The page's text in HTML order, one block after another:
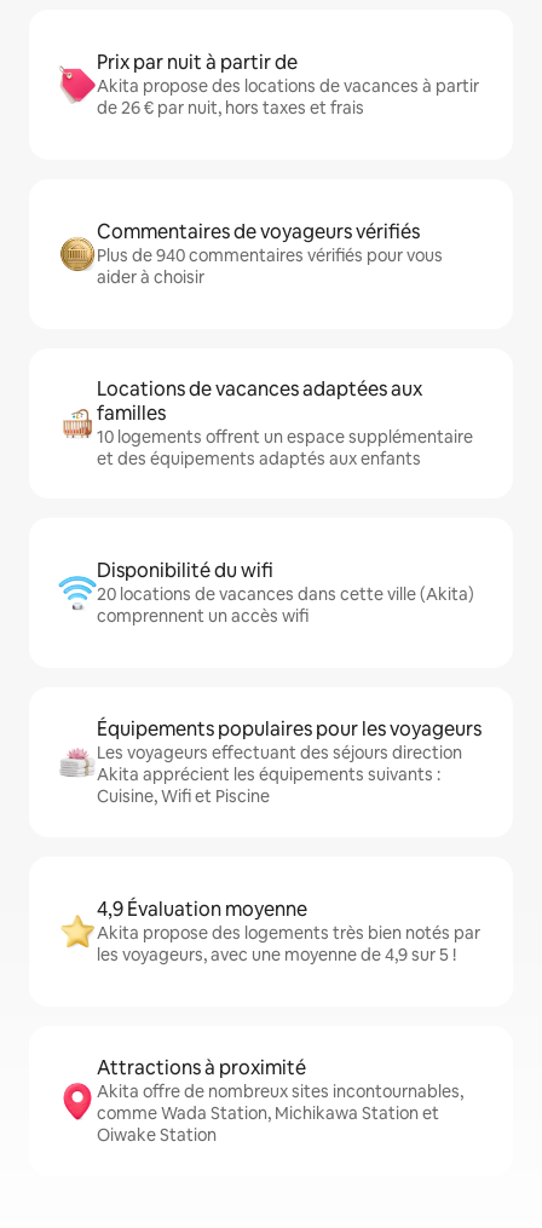
Prix par nuit à partir de
Akita propose des locations de vacances à partir
de 26 € par nuit, hors taxes et frais
Commentaires de voyageurs vérifiés
Plus de 940 commentaires vérifiés pour vous
aider à choisir
Locations de vacances adaptées aux
familles
10 logements offrent un espace supplémentaire
et des équipements adaptés aux enfants
Disponibilité du wifi
20 locations de vacances dans cette ville (Akita)
comprennent un accès wifi
Équipements populaires pour les voyageurs
Les voyageurs effectuant des séjours direction
Akita apprécient les équipements suivants :
Cuisine, Wifi et Piscine
4,9 Évaluation moyenne
Akita propose des logements très bien notés par
les voyageurs, avec une moyenne de 4,9 sur 5 !
Attractions à proximité
Akita offre de nombreux sites incontournables,
comme Wada Station, Michikawa Station et
Oiwake Station